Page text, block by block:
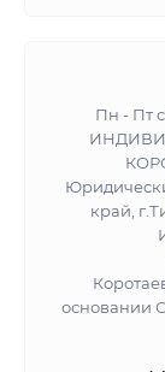
Пн - Пт
край,
основании